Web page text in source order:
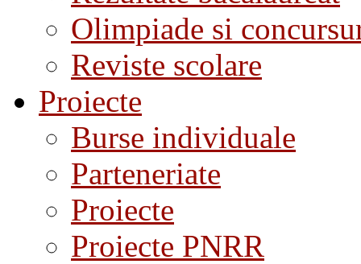
Olimpiade si
Reviste scolare
Proiecte
Burse individuale
Parteneriate
Proiecte
Proiecte PNRR